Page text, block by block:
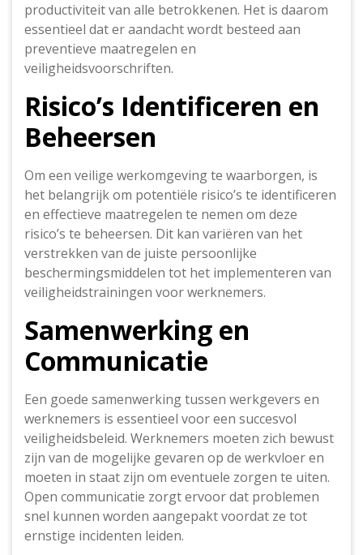
productiviteit van alle betrokkenen. Het is daarom
essentieel dat er aandacht wordt besteed aan
preventieve maatregelen en
veiligheidsvoorschriften.
Risico’s Identificeren en
Beheersen
Om een veilige werkomgeving te waarborgen, is
het belangrijk om potentiële risico’s te identificeren
en effectieve maatregelen te nemen om deze
risico’s te beheersen. Dit kan variëren van het
verstrekken van de juiste persoonlijke
beschermingsmiddelen tot het implementeren van
veiligheidstrainingen voor werknemers.
Samenwerking en
Communicatie
Een goede samenwerking tussen werkgevers en
werknemers is essentieel voor een succesvol
veiligheidsbeleid. Werknemers moeten zich bewust
zijn van de mogelijke gevaren op de werkvloer en
moeten in staat zijn om eventuele zorgen te uiten.
Open communicatie zorgt ervoor dat problemen
snel kunnen worden aangepakt voordat ze tot
ernstige incidenten leiden.